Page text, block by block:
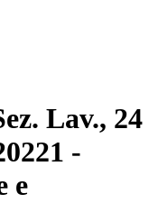
Lav., 24
-
e